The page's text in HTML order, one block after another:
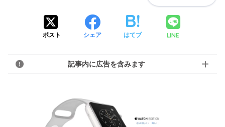
ポスト シェア はてブ LINE
記事内に広告を含みます